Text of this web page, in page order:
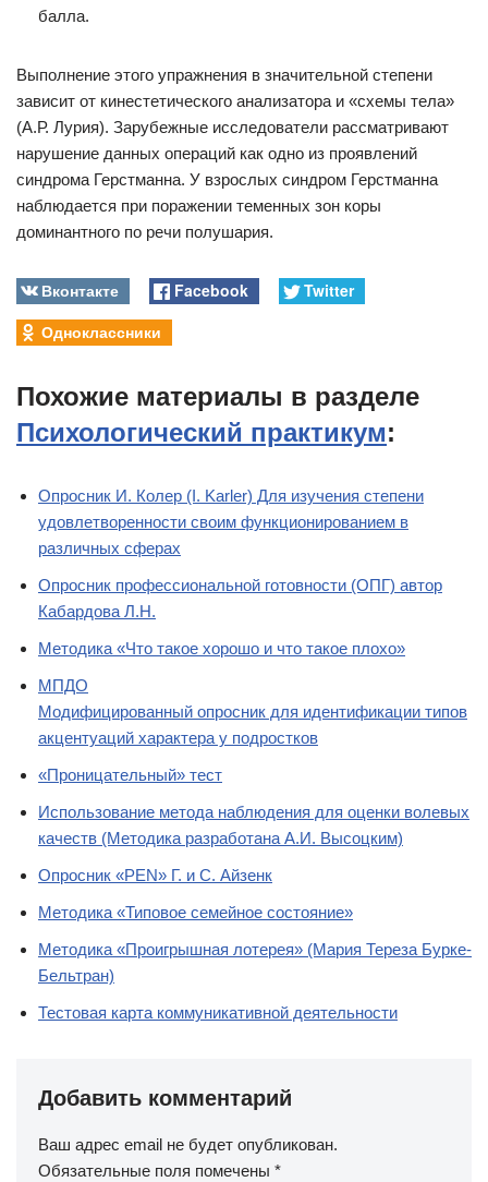
балла.
Выполнение этого упражнения в значительной степени
зависит от кинестетического анализатора и «схемы тела»
(А.Р. Лурия). Зарубежные исследователи рассматривают
нарушение данных операций как одно из проявлений
синдрома Герстманна. У взрослых синдром Герстманна
наблюдается при поражении теменных зон коры
доминантного по речи полушария.
Вконтакте Facebook
Twitter
Одноклассники
Похожие материалы в разделе
Психологический практикум:
Опросник И. Колер (I. Karler) Для изучения степени
удовлетворенности своим функционированием в
различных сферах
Опросник профессиональной готовности (ОПГ) автор
Кабардова Л.Н.
Методика «Что такое хорошо и что такое плохо»
МПДО
Модифицированный опросник для идентификации типов
акцентуаций характера у подростков
«Проницательный» тест
Использование метода наблюдения для оценки волевых
качеств (Методика разработана А.И. Высоцким)
Опросник «PEN» Г. и С. Айзенк
Методика «Типовое семейное состояние»
Методика «Проигрышная лотерея» (Мария Тереза Бурке-
Бельтран)
Тестовая карта коммуникативной деятельности
Добавить комментарий
Ваш адрес email не будет опубликован.
Обязательные поля помечены *